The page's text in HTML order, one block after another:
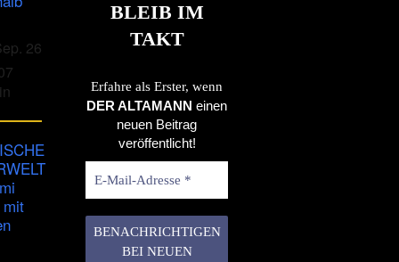
26
mit
BLEIB IM
TAKT
Erfahre als Erster, wenn
DER ALTAMANN einen
neuen Beitrag
veröffentlicht!